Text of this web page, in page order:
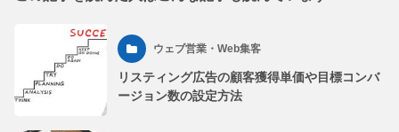
ウェブ営業・Web集客
リスティング広告の顧客獲得単価や目標コンバ
ージョン数の設定方法